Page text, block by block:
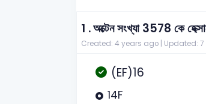
1 .অক্টেন সংখ্যা 3578 কে
Created: 4 years ago | Updated:
(EF)16
14F